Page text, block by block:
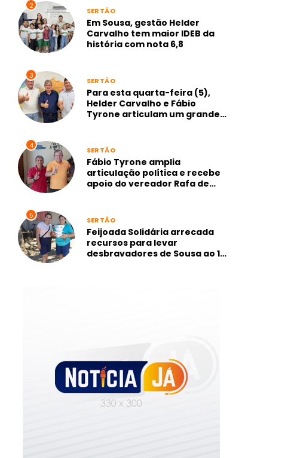
2
SERTÃO
Em Sousa, gestão Helder
Carvalho tem maior IDEB da
história com nota 6,8
3
SERTÃO
Para esta quarta-feira (5),
Helder Carvalho e Fábio
Tyrone articulam um grande
4
SERTÃO
Fábio Tyrone amplia
articulação política e recebe
apoio do vereador Rafa de
5
SERTÃO
Feijoada Solidária arrecada
recursos para levar
desbravadores de Sousa ao 1º